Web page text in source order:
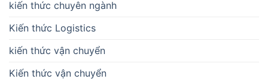
kiến thức chuyên ngành
Kiến thức Logistics
kiến thức vận chuyển
Kiến thức vận chuyển